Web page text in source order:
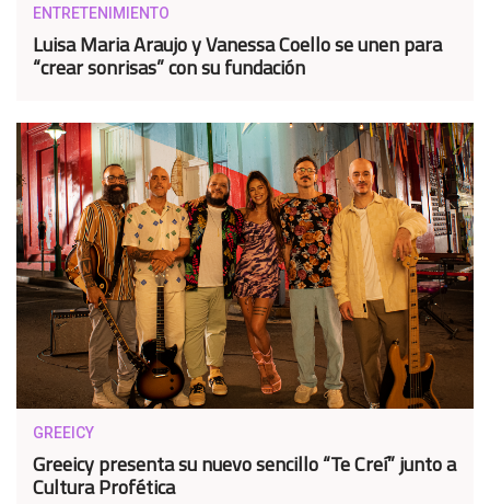
ENTRETENIMIENTO
Luisa Maria Araujo y Vanessa Coello se unen para
“crear sonrisas” con su fundación
GREEICY
Greeicy presenta su nuevo sencillo “Te Creí” junto a
Cultura Profética